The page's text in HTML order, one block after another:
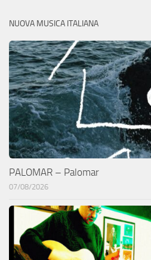
NUOVA MUSICA ITALIANA
PALOMAR – Palomar
07/08/2026